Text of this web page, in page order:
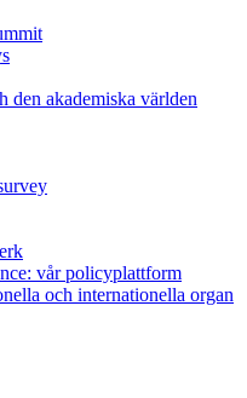
den akademiska världen
vår policyplattform
och internationella organ